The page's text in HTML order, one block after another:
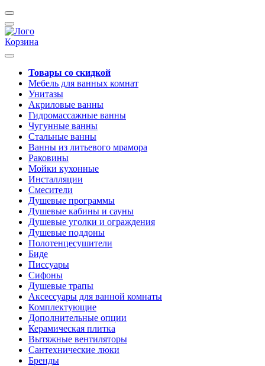
Корзина
Товары со скидкой
Мебель для ванных комнат
Унитазы
Акриловые ванны
Гидромассажные ванны
Чугунные ванны
Стальные ванны
Ванны из литьевого мрамора
Раковины
Мойки кухонные
Инсталляции
Смесители
Душевые программы
Душевые кабины и сауны
Душевые уголки и ограждения
Душевые поддоны
Полотенцесушители
Биде
Писсуары
Сифоны
Душевые трапы
Аксессуары для ванной комнаты
Комплектующие
Дополнительные опции
Керамическая плитка
Вытяжные вентиляторы
Сантехнические люки
Бренды